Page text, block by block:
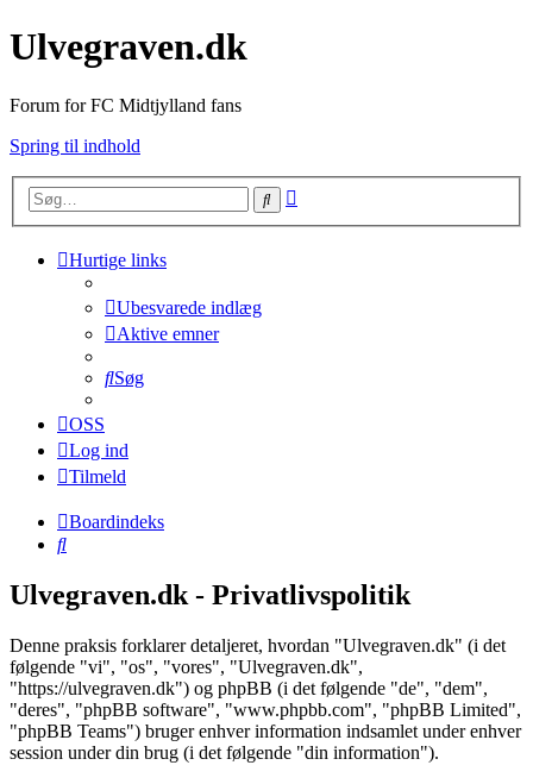
Ulvegraven.dk
Forum for FC Midtjylland fans
Spring til indhold
Søg
Hurtige links
Ubesvarede indlæg
Aktive emner
Søg
OSS
Log ind
Tilmeld
Boardindeks
Søg
Ulvegraven.dk - Privatlivspolitik
Denne praksis forklarer detaljeret, hvordan "Ulvegraven.dk" (i det
følgende "vi", "os", "vores", "Ulvegraven.dk",
"https://ulvegraven.dk") og phpBB (i det følgende "de", "dem",
"deres", "phpBB software", "www.phpbb.com", "phpBB Limited",
"phpBB Teams") bruger enhver information indsamlet under enhver
session under din brug (i det følgende "din information").